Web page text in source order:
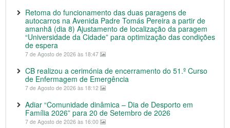
Retoma do funcionamento das duas paragens de
autocarros na Avenida Padre Tomás Pereira a partir de
amanhã (dia 8) Ajustamento de localização da paragem
“Universidade da Cidade” para optimização das condições
de espera
7 de Agosto de 2026 às 18:47
CB realizou a cerimónia de encerramento do 51.º Curso
de Enfermagem de Emergência
7 de Agosto de 2026 às 18:12
Adiar “Comunidade dinâmica – Dia de Desporto em
Família 2026” para 20 de Setembro de 2026
7 de Agosto de 2026 às 16:00